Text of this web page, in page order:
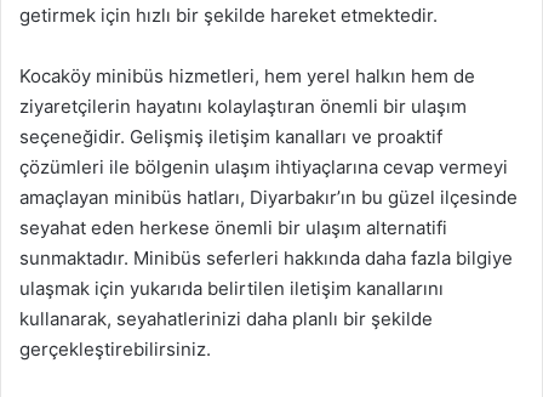
getirmek için hızlı bir şekilde hareket etmektedir.
Kocaköy minibüs hizmetleri, hem yerel halkın hem de
ziyaretçilerin hayatını kolaylaştıran önemli bir ulaşım
seçeneğidir. Gelişmiş iletişim kanalları ve proaktif
çözümleri ile bölgenin ulaşım ihtiyaçlarına cevap vermeyi
amaçlayan minibüs hatları, Diyarbakır’ın bu güzel ilçesinde
seyahat eden herkese önemli bir ulaşım alternatifi
sunmaktadır. Minibüs seferleri hakkında daha fazla bilgiye
ulaşmak için yukarıda belirtilen iletişim kanallarını
kullanarak, seyahatlerinizi daha planlı bir şekilde
gerçekleştirebilirsiniz.